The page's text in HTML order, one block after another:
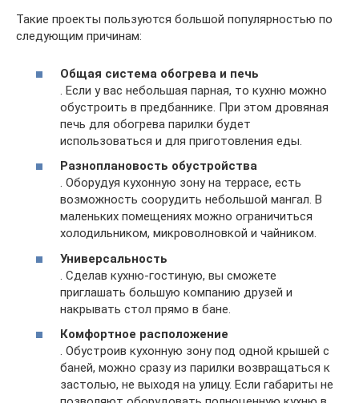
Такие проекты пользуются большой популярностью по
следующим причинам:
Общая система обогрева и печь
. Если у вас небольшая парная, то кухню можно
обустроить в предбаннике. При этом дровяная
печь для обогрева парилки будет
использоваться и для приготовления еды.
Разноплановость обустройства
. Оборудуя кухонную зону на террасе, есть
возможность соорудить небольшой мангал. В
маленьких помещениях можно ограничиться
холодильником, микроволновкой и чайником.
Универсальность
. Сделав кухню-гостиную, вы сможете
приглашать большую компанию друзей и
накрывать стол прямо в бане.
Комфортное расположение
. Обустроив кухонную зону под одной крышей с
баней, можно сразу из парилки возвращаться к
застолью, не выходя на улицу. Если габариты не